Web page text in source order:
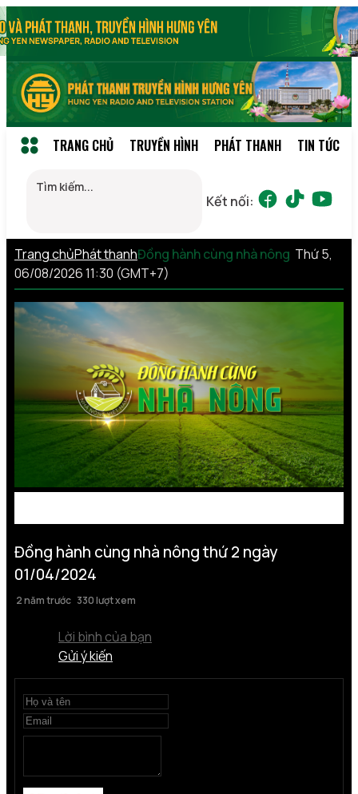
TRANG CHỦ TRUYỀN HÌNH PHÁT THANH TIN TỨC
Kết nối:
Trang chủPhát thanhĐồng hành cùng nhà nông Thứ 5,
06/08/2026 11:30 (GMT+7)
Đồng hành cùng nhà nông thứ 2 ngày
01/04/2024
2 năm trước 330 lượt xem
Lời bình của bạn
Gửi ý kiến